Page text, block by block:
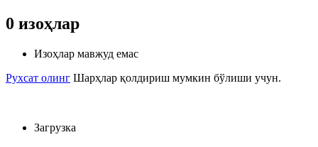
0 изоҳлар
Изоҳлар мавжуд емас
Рухсат олинг Шарҳлар қолдириш мумкин бўлиши учун.
Загрузка